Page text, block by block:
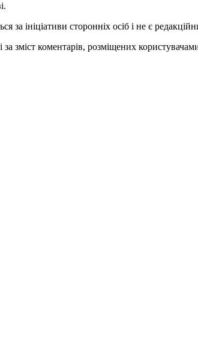
за ініціативи сторонніх осіб і не є
зміст коментарів, розміщених